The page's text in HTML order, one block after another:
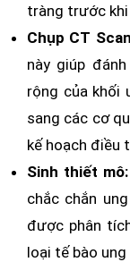
tràng trước khi
Chụp CT
này giúp
rộng của khối
sang các cơ
kế hoạch điều
Sinh thiết mô:
chắc chắn
được phân
loại tế bào